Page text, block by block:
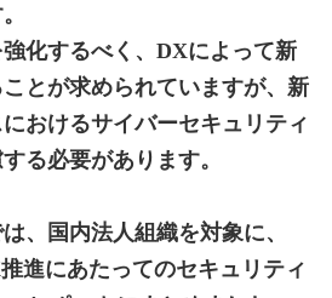
化するべく、DXによって新
とが求められていますが、新
おけるサイバーセキュリティ
る必要があります。
、国内法人組織を対象に、
進にあたってのセキュリティ